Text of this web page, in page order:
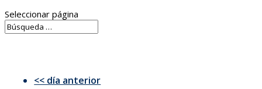
Seleccionar página
<< día anterior